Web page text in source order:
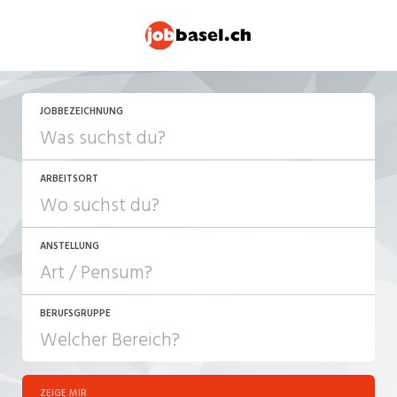
JOBBEZEICHNUNG
ARBEITSORT
ANSTELLUNG
JOB-TYP
Festanstellung
BERUFSGRUPPE
ZEIGE MIR